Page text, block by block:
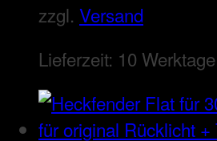
zzgl. Versand
Lieferzeit: 10 Werktage